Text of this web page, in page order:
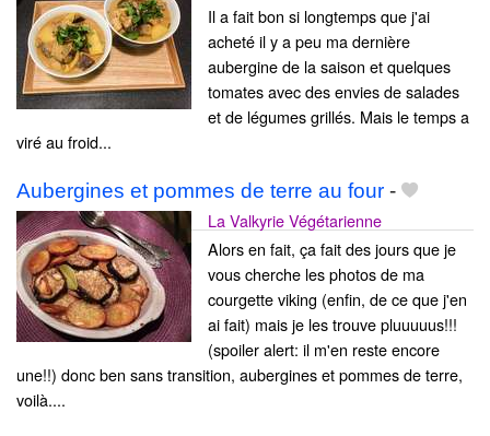
Il a fait bon si longtemps que j'ai
acheté il y a peu ma dernière
aubergine de la saison et quelques
tomates avec des envies de salades
et de légumes grillés. Mais le temps a
viré au froid...
Aubergines et pommes de terre au four -
La Valkyrie Végétarienne
Alors en fait, ça fait des jours que je
vous cherche les photos de ma
courgette viking (enfin, de ce que j'en
ai fait) mais je les trouve pluuuuus!!!
(spoiler alert: il m'en reste encore
une!!) donc ben sans transition, aubergines et pommes de terre,
voilà....